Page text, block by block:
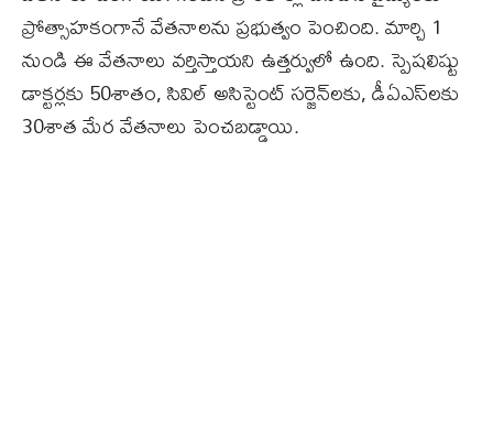
ప్రోత్సాహకంగానే వేతనాలను ప్రభుత్వం పెంచింది. మార్చి 1
నుండి ఈ వేతనాలు వర్తిస్తాయని ఉత్తర్వులో ఉంది. స్పెషలిష్టు
డాక్టర్లకు 50శాతం, సివిల్‌ అసిస్టెంట్‌ సర్జెన్‌లకు, డీఏఎస్‌లకు
30శాత మేర వేతనాలు పెంచబడ్డాయి.